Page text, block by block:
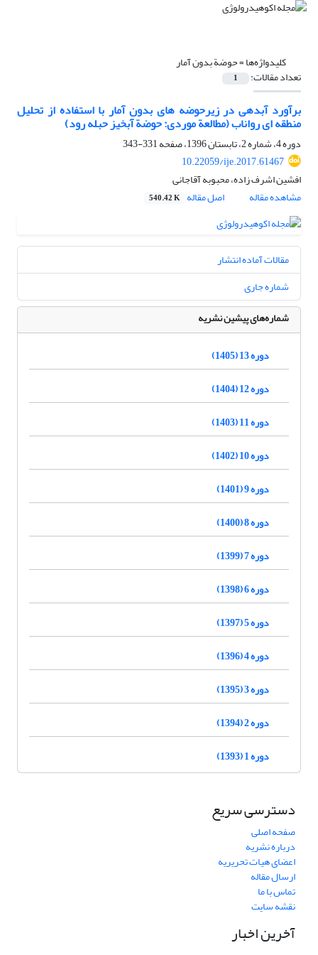
کلیدواژه‌ها =حوضة بدون آمار
تعداد مقالات: 1
برآورد آبدهی در زیرحوضه‏ های بدون آمار با استفاده از تحلیل
منطقه‏ ای رواناب (مطالعة موردی: حوضة آبخیز حبله‏ رود)
دوره 4، شماره 2، تابستان 1396، صفحه
331-343
10.22059/ije.2017.61467
افشین اشرف زاده، محبوبه آقاجانی
مشاهده مقاله
اصل مقاله 540.42 K
مقالات آماده انتشار
شماره جاری
شماره‌های پیشین نشریه
دوره 13 (1405)
دوره 12 (1404)
دوره 11 (1403)
دوره 10 (1402)
دوره 9 (1401)
دوره 8 (1400)
دوره 7 (1399)
دوره 6 (1398)
دوره 5 (1397)
دوره 4 (1396)
دوره 3 (1395)
دوره 2 (1394)
دوره 1 (1393)
دسترسی سریع
صفحه اصلی
درباره نشریه
اعضای هیات تحریریه
ارسال مقاله
تماس با ما
نقشه سایت
آخرین اخبار